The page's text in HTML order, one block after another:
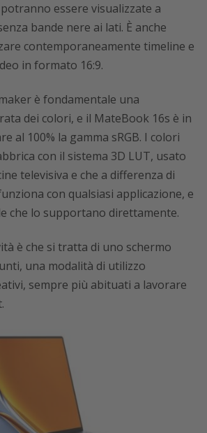
essere visualizzate a
bande nere ai lati. È anche
contemporaneamente timeline e
in formato 16:9.
è fondamentale una
dei colori, e il MateBook 16s è in
al 100% la gamma sRGB. I colori
con il sistema 3D LUT, usato
televisiva e che a differenza di
con qualsiasi applicazione, e
che lo supportano direttamente.
è che si tratta di uno schermo
una modalità di utilizzo
sempre più abituati a lavorare